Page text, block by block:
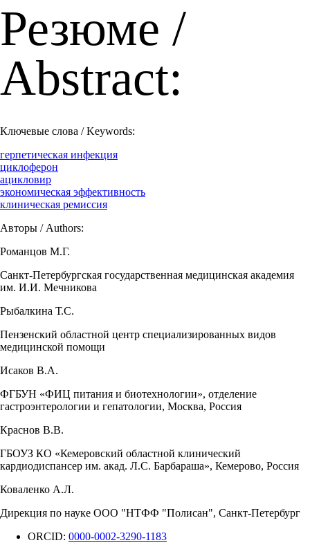
Резюме /
Abstract:
Ключевые слова / Keywords:
герпетическая инфекция
циклоферон
ацикловир
экономическая эффективность
клиническая ремиссия
Авторы / Authors:
Романцов М.Г.
Санкт-Петербургская государственная медицинская академия
им. И.И. Мечникова
Рыбалкина Т.С.
Пензенский областной центр специализированных видов
медицинской помощи
Исаков В.А.
ФГБУН «ФИЦ питания и биотехнологии», отделение
гастроэнтерологии и гепатологии, Москва, Россия
Краснов В.В.
ГБОУЗ КО «Кемеровский областной клинический
кардиодиспансер им. акад. Л.С. Барбараша», Кемерово, Россия
Коваленко А.Л.
Дирекция по науке ООО "НТФФ "Полисан", Санкт-Петербург
ORCID: 0000-0002-3290-1183